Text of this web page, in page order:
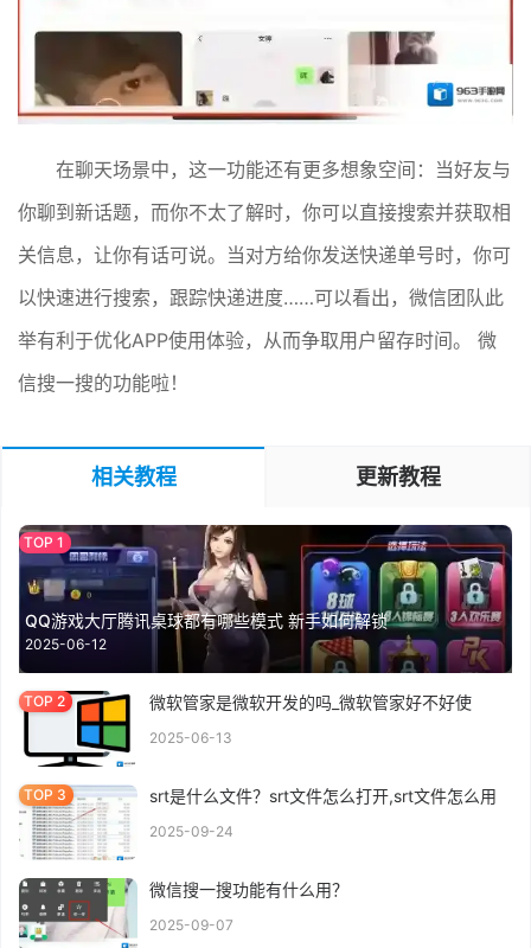
在聊天场景中，这一功能还有更多想象空间：当好友与
你聊到新话题，而你不太了解时，你可以直接搜索并获取相
关信息，让你有话可说。当对方给你发送快递单号时，你可
以快速进行搜索，跟踪快递进度……可以看出，微信团队此
举有利于优化APP使用体验，从而争取用户留存时间。 微
信搜一搜的功能啦！
相关教程 更新教程
QQ游戏大厅腾讯桌球都有哪些模式 新手如何解锁
2025-06-12
微软管家是微软开发的吗_微软管家好不好使
2025-06-13
srt是什么文件？srt文件怎么打开,srt文件怎么用
2025-09-24
微信搜一搜功能有什么用？
2025-09-07